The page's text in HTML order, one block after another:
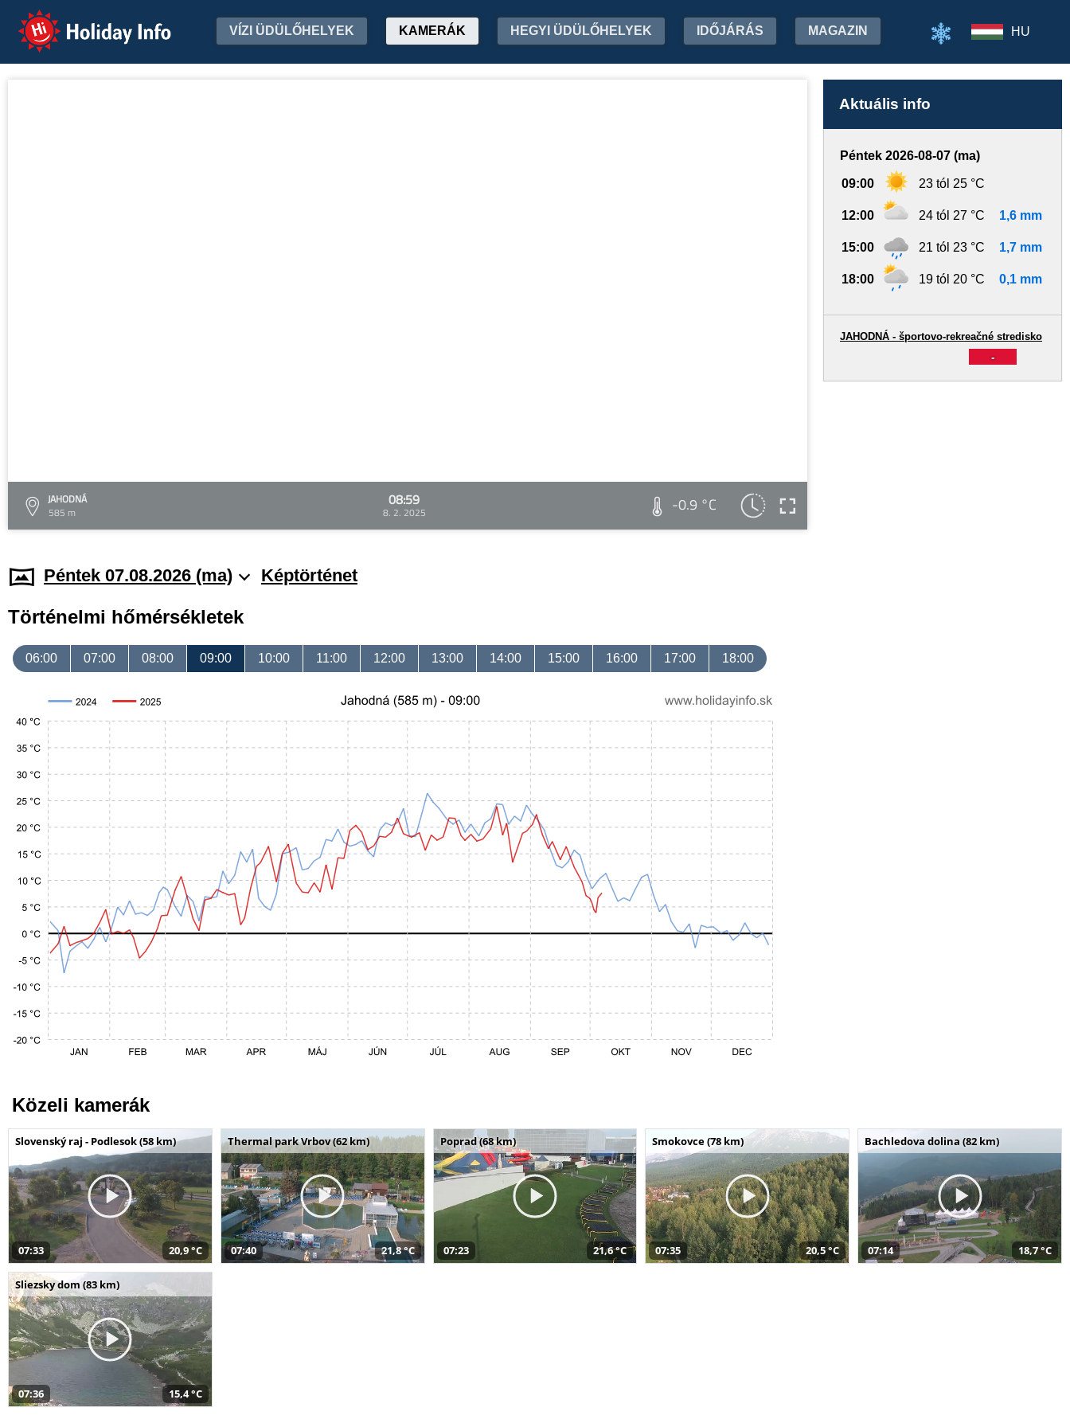
Holiday Info VÍZI ÜDÜLŐHELYEK KAMERÁK HEGYI ÜDÜLŐHELYEK IDŐJÁRÁS MAGAZIN HU
JAHODNÁ
585 m
08:59
8. 2. 2025 -0.9 °C
Aktuális info
Péntek 2026-08-07 (ma)
09:00 23 tól 25 °C
12:00 24 tól 27 °C 1,6 mm
15:00 21 tól 23 °C 1,7 mm
18:00 19 tól 20 °C 0,1 mm
-
JAHODNÁ - športovo-rekreačné stredisko
Péntek 07.08.2026 (ma) Képtörténet
Történelmi hőmérsékletek
06:00 07:00 08:00 09:00 10:00 11:00 12:00 13:00 14:00 15:00 16:00 17:00 18:00
Közeli kamerák
Slovenský raj - Podlesok (58 km)
07:33 20,9 °C
Thermal park Vrbov (62 km)
07:40 21,8 °C
Poprad (68 km)
07:23 21,6 °C
Smokovce (78 km)
07:35 20,5 °C
Bachledova dolina (82 km)
07:14 18,7 °C
Sliezsky dom (83 km)
07:36 15,4 °C